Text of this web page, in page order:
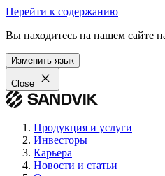
Перейти к содержанию
Вы находитесь на нашем сайте
Изменить язык
Close
Продукция и услуги
Инвесторы
Карьера
Новости и статьи